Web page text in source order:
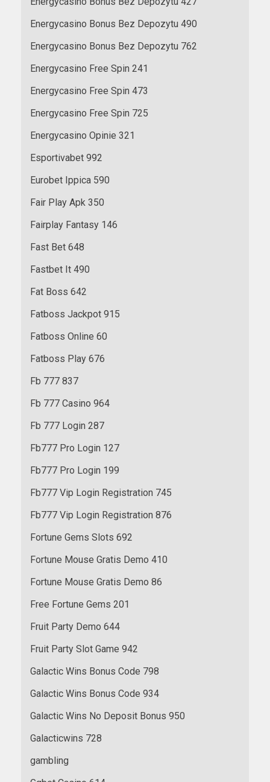
Energycasino Bonus Bez Depozytu 490
Energycasino Bonus Bez Depozytu 762
Energycasino Free Spin 241
Energycasino Free Spin 473
Energycasino Free Spin 725
Energycasino Opinie 321
Esportivabet 992
Eurobet Ippica 590
Fair Play Apk 350
Fairplay Fantasy 146
Fast Bet 648
Fastbet It 490
Fat Boss 642
Fatboss Jackpot 915
Fatboss Online 60
Fatboss Play 676
Fb 777 837
Fb 777 Casino 964
Fb 777 Login 287
Fb777 Pro Login 127
Fb777 Pro Login 199
Fb777 Vip Login Registration 745
Fb777 Vip Login Registration 876
Fortune Gems Slots 692
Fortune Mouse Gratis Demo 410
Fortune Mouse Gratis Demo 86
Free Fortune Gems 201
Fruit Party Demo 644
Fruit Party Slot Game 942
Galactic Wins Bonus Code 798
Galactic Wins Bonus Code 934
Galactic Wins No Deposit Bonus 950
Galacticwins 728
gambling